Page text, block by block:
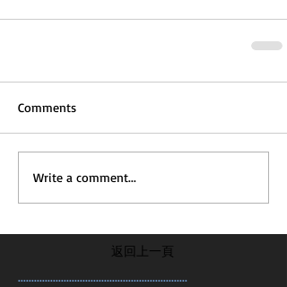
Comments
Write a comment...
返回上一頁
...............................................................